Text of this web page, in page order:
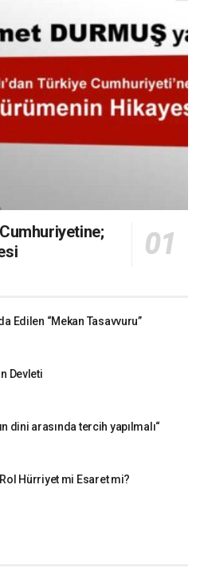
Edilen “Mekan Tasavvuru”
Devleti
dini arasında tercih yapılmalı“
Hürriyet mi Esaret mi?